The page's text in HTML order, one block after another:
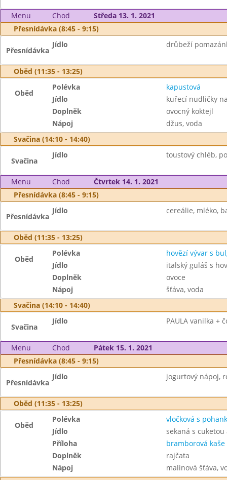
Menu Chod
Středa 13. 1. 2021
Přesnídávka (8:45 - 9:15)
Přesnídávka
Jídlo drůbeží
Oběd (11:35 - 13:25)
Oběd
Polévka
kapustová
Jídlo
kuřecí nudličky
Doplněk
ovocný koktejl
Nápoj
džus, voda
Svačina (14:10 - 14:40)
Svačina
Jídlo toustový chléb,
Menu Chod
Čtvrtek 14. 1. 2021
Přesnídávka (8:45 - 9:15)
Přesnídávka
Jídlo cereálie, mléko,
Oběd (11:35 - 13:25)
Oběd
Polévka
hovězí vývar s
Jídlo
italský guláš s
Doplněk
ovoce
Nápoj
šťáva, voda
Svačina (14:10 - 14:40)
Svačina
Jídlo PAULA vanilka +
Menu Chod
Pátek 15. 1. 2021
Přesnídávka (8:45 - 9:15)
Přesnídávka
Jídlo jogurtový nápoj,
Oběd (11:35 - 13:25)
Oběd
Polévka
vločková s
Jídlo
sekaná s cuketou
Příloha
bramborová kaše
Doplněk
rajčata
Nápoj
malinová šťáva,